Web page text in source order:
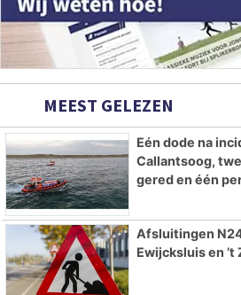
MEEST GELEZEN
Eén dode na
Callantsoog,
gered en één
Afsluitingen
Ewijcksluis en ’t